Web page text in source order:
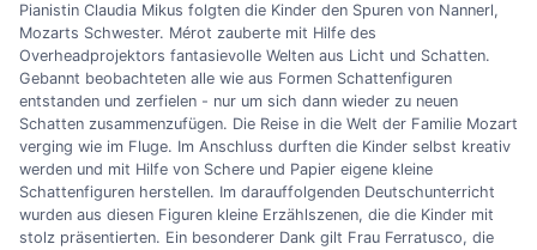
Pianistin Claudia Mikus folgten die Kinder den Spuren von Nannerl,
Mozarts Schwester. Mérot zauberte mit Hilfe des
Overheadprojektors fantasievolle Welten aus Licht und Schatten.
Gebannt beobachteten alle wie aus Formen Schattenfiguren
entstanden und zerfielen - nur um sich dann wieder zu neuen
Schatten zusammenzufügen. Die Reise in die Welt der Familie Mozart
verging wie im Fluge. Im Anschluss durften die Kinder selbst kreativ
werden und mit Hilfe von Schere und Papier eigene kleine
Schattenfiguren herstellen. Im darauffolgenden Deutschunterricht
wurden aus diesen Figuren kleine Erzählszenen, die die Kinder mit
stolz präsentierten. Ein besonderer Dank gilt Frau Ferratusco, die